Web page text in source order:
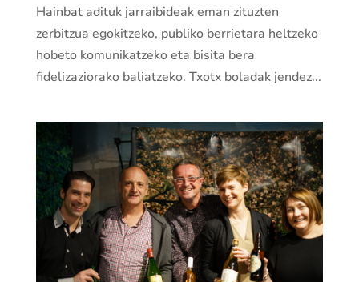
Hainbat adituk jarraibideak eman zituzten
zerbitzua egokitzeko, publiko berrietara heltzeko
hobeto komunikatzeko eta bisita bera
fidelizaziorako baliatzeko. Txotx boladak jendez...